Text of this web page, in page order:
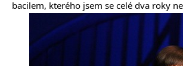
bacilem, kterého jsem se celé dva roky